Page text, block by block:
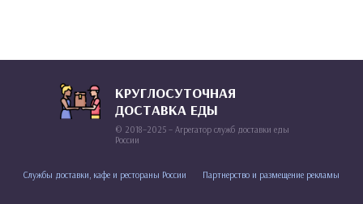
КРУГЛОСУТОЧНАЯ
ДОСТАВКА ЕДЫ
© 2018–2025 – Агрегатор служб доставки еды
России
Службы доставки, кафе и рестораны России Партнерство и размещение рекламы